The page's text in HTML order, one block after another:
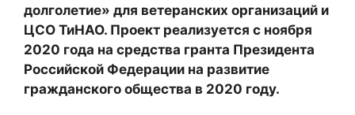
долголетие» для ветеранских организаций и
ЦСО ТиНАО. Проект реализуется с ноября
2020 года на средства гранта Президента
Российской Федерации на развитие
гражданского общества в 2020 году.